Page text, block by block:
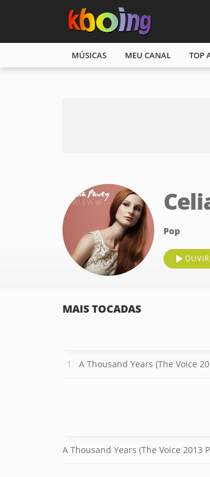
MÚSICAS MEU CANAL TOP
Pop
MAIS TOCADAS
A Thousand Years (The Voice
A Thousand Years (The Voice 2013